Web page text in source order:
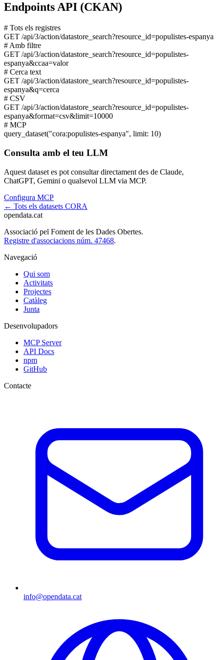
Endpoints API (CKAN)
# Tots els registres
GET /api/3/action/datastore_search?resource_id=populistes-espanya
# Amb filtre
GET /api/3/action/datastore_search?resource_id=populistes-
espanya&ccaa=valor
# Cerca text
GET /api/3/action/datastore_search?resource_id=populistes-
espanya&q=cerca
# CSV
GET /api/3/action/datastore_search?resource_id=populistes-
espanya&format=csv&limit=10000
# MCP
query_dataset("cora:populistes-espanya", limit: 10)
Consulta amb el teu LLM
Aquest dataset es pot consultar directament des de Claude,
ChatGPT, Gemini o qualsevol LLM via MCP.
Configura MCP
← Tots els datasets CORA
opendata.cat
Associació pel Foment de les Dades Obertes.
Registre d'associacions núm. 47468.
Navegació
Qui som
Activitats
Projectes
Catàleg
Junta
Desenvolupadors
MCP Server
API Docs
npm
GitHub
Contacte
info@opendata.cat